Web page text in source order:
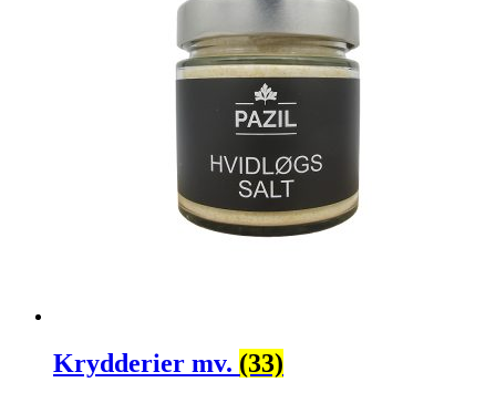
Krydderier mv. (33)